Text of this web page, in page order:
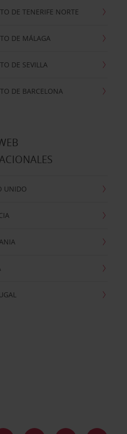
DE TENERIFE NORTE
DE MÁLAGA
DE SEVILLA
DE BARCELONA
UNIDO